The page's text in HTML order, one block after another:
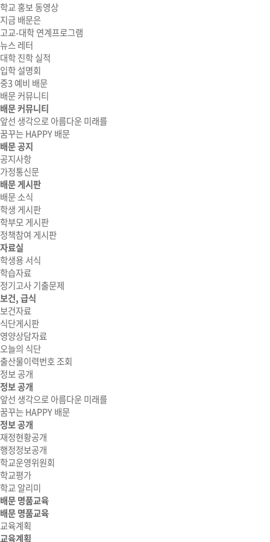
학교 홍보 동영상
지금 배문은
고교-대학 연계프로그램
뉴스 레터
대학 진학 실적
입학 설명회
중3 예비 배문
배문 커뮤니티
배문 커뮤니티
앞선 생각으로 아름다운 미래를
꿈꾸는 HAPPY 배문
배문 공지
공지사항
가정통신문
배문 게시판
배문 소식
학생 게시판
학부모 게시판
정책참여 게시판
자료실
학생용 서식
학습자료
정기고사 기출문제
보건, 급식
보건자료
식단게시판
영양상담자료
오늘의 식단
출산물이력번호 조회
정보 공개
정보 공개
앞선 생각으로 아름다운 미래를
꿈꾸는 HAPPY 배문
정보 공개
재정현황공개
행정정보공개
학교운영위원회
학교평가
학교 알리미
배문 명품교육
배문 명품교육
교육계획
교육계획